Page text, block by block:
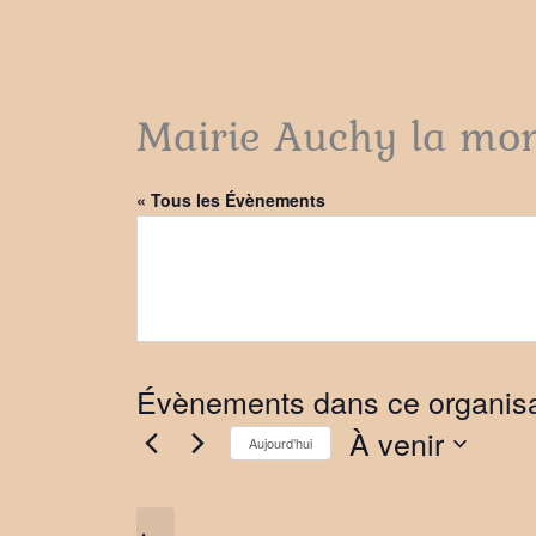
Mairie Auchy la
« Tous les Évènements
Évènements dans ce
Aujourd’hui À venir